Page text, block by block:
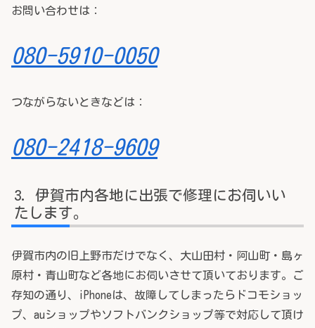
お問い合わせは：
080-5910-0050
つながらないときなどは：
080-2418-9609
伊賀市内各地に出張で修理にお伺いい
たします。
伊賀市内の旧上野市だけでなく、大山田村・阿山町・島ヶ
原村・青山町など各地にお伺いさせて頂いております。ご
存知の通り、iPhoneは、故障してしまったらドコモショッ
プ、auショップやソフトバンクショップ等で対応して頂け